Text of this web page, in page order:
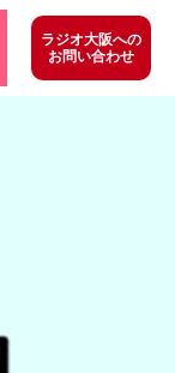
ラジオ大阪への
お問い合わせ